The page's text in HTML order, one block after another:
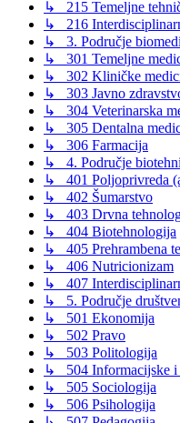
↳ 215 Temeljne
↳ 216
↳ 3. Područje
↳ 301 Temeljne
↳ 302 Kliničke
↳ 303 Javno
↳ 304 Veterinarska
↳ 305 Dentalna
↳ 306 Farmacija
↳ 4. Područje
↳ 401 Poljoprivreda
↳ 402 Šumarstvo
↳ 403 Drvna
↳ 404 Biotehnologija
↳ 405 Prehrambena
↳ 406 Nutricionizam
↳ 407
↳ 5. Područje
↳ 501 Ekonomija
↳ 502 Pravo
↳ 503 Politologija
↳ 504 Informacijske i
↳ 505 Sociologija
↳ 506 Psihologija